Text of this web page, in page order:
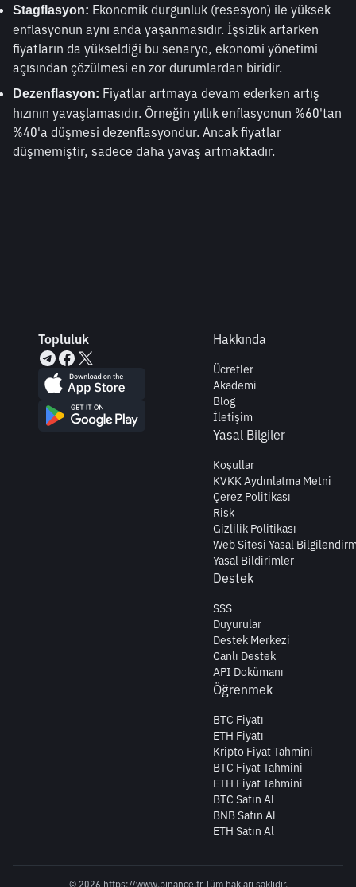
Stagflasyon: Ekonomik durgunluk (resesyon) ile yüksek
enflasyonun aynı anda yaşanmasıdır. İşsizlik artarken
fiyatların da yükseldiği bu senaryo, ekonomi yönetimi
açısından çözülmesi en zor durumlardan biridir.
Dezenflasyon: Fiyatlar artmaya devam ederken artış
hızının yavaşlamasıdır. Örneğin yıllık enflasyonun %60'tan
%40'a düşmesi dezenflasyondur. Ancak fiyatlar
düşmemiştir, sadece daha yavaş artmaktadır.
Topluluk Hakkında
Ücretler
Akademi
Blog
İletişim
Yasal Bilgiler
Koşullar
KVKK Aydınlatma Metni
Çerez Politikası
Risk
Gizlilik Politikası
Web Sitesi Yasal
Yasal Bildirimler
Destek
SSS
Duyurular
Destek Merkezi
Canlı Destek
API Dokümanı
Öğrenmek
BTC Fiyatı
ETH Fiyatı
Kripto Fiyat Tahmini
BTC Fiyat Tahmini
ETH Fiyat Tahmini
BTC Satın Al
BNB Satın Al
ETH Satın Al
© 2026 https://www.binance.tr Tüm hakları saklıdır.